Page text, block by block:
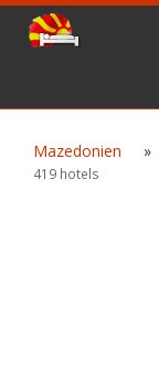
Mazedonien
419 hotels
»